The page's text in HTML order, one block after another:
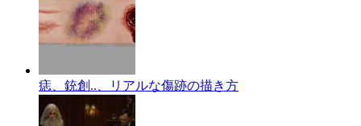
痣、銃創..、リアルな傷跡の描き方